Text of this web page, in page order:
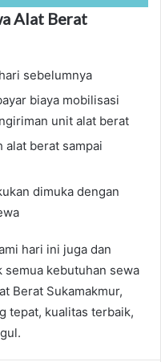
Alat Berat
sebelumnya
biaya mobilisasi
unit alat berat
alat berat sampai
dimuka dengan
hari ini juga dan
kebutuhan sewa
Berat Sukamakmur,
tepat, kualitas terbaik,